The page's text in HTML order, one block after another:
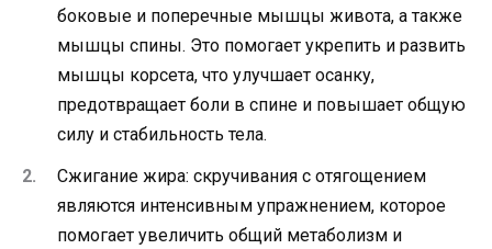
боковые и поперечные мышцы живота, а также
мышцы спины. Это помогает укрепить и развить
мышцы корсета, что улучшает осанку,
предотвращает боли в спине и повышает общую
силу и стабильность тела.
Сжигание жира: скручивания с отягощением
являются интенсивным упражнением, которое
помогает увеличить общий метаболизм и